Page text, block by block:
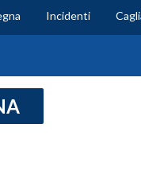
Incidenti